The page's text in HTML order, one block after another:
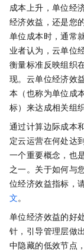
成本上升，单位经
经济效益，还是您
单位成本时，通常
业者认为，云单位
衡量标准反映组织
现。云单位经济效
本（也称为单位成
标）来达成相关组
通过计算边际成本
定云运营在何处达
一个重要概念，也
之一。关于如何与
位经济效益指标，
文。
单位经济效益的好
针，引导管理层做
中隐藏的低效节点